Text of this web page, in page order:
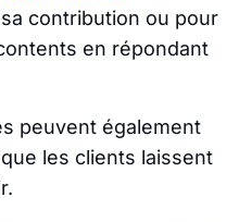
contribution ou pour
en répondant
peuvent également
les clients laissent